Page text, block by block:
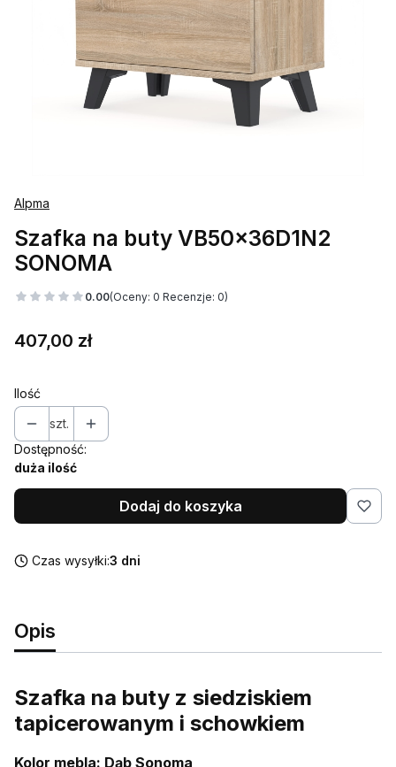
Alpma
Szafka na buty VB50x36D1N2
SONOMA
0.00(Oceny: 0 Recenzje: 0)
Cena
407,00 zł
Ilość
szt.
Dostępność:
duża ilość
Dodaj do koszyka
Czas wysyłki:3 dni
Opis
Szafka na buty z siedziskiem
tapicerowanym i schowkiem
Kolor mebla: Dąb Sonoma